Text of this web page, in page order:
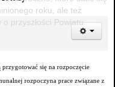
roku, ale też
przyszłości Powiatu
się na rozpoczęcie
rozpoczyna prace związane z